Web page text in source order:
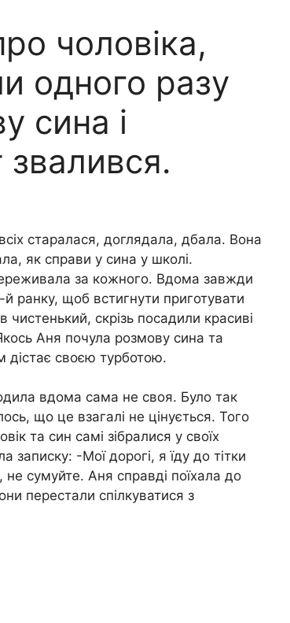
чоловіка,
одного разу
сина і
звалився.
старалася, доглядала, дбала. Вона
як справи у сина у школі.
за кожного. Вдома завжди
ранку, щоб встигнути приготувати
чистенький, скрізь посадили красиві
Аня почула розмову сина та
дістає своєю турботою.
вдома сама не своя. Було так
що це взагалі не цінується. Того
та син самі зібралися у своїх
записку: -Мої дорогі, я їду до тітки
сумуйте. Аня справді поїхала до
перестали спілкуватися з